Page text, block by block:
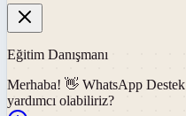
Eğitim Danışmanı
Merhaba! 👋 WhatsApp Destek
yardımcı olabiliriz?